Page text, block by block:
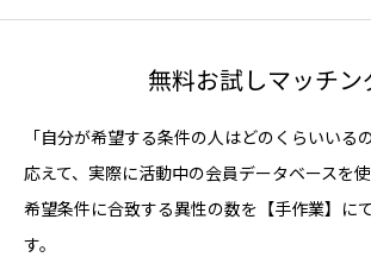
無料お試しマッチン
「自分が希望する条件の人はどのくらいいる
応えて、実際に活動中の会員データベースを
希望条件に合致する異性の数を【手作業】に
す。